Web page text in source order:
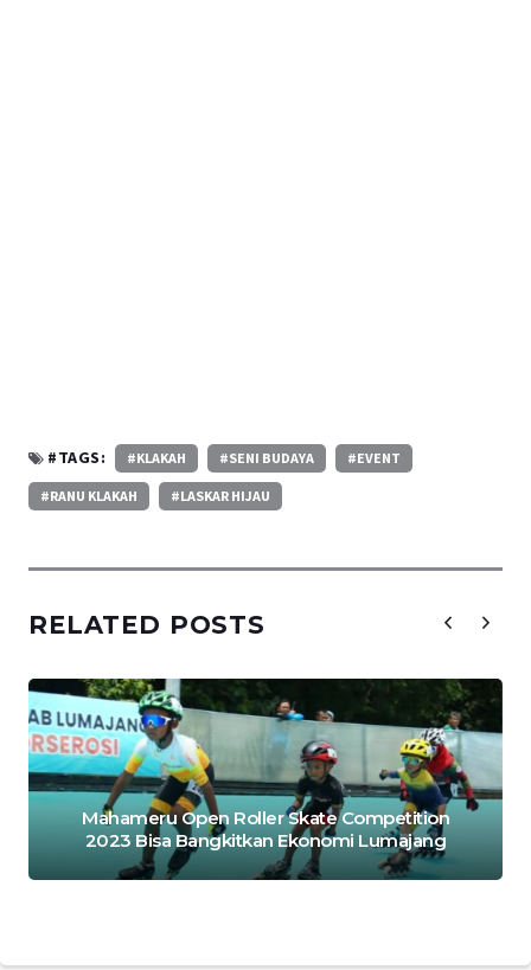
#TAGS: #KLAKAH #SENI BUDAYA #EVENT
#RANU KLAKAH #LASKAR HIJAU
RELATED POSTS
Mahameru Open Roller Skate Competition
2023 Bisa Bangkitkan Ekonomi Lumajang